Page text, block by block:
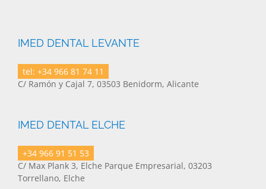
IMED DENTAL LEVANTE
tel: +34 966 81 74 11
C/ Ramón y Cajal 7, 03503 Benidorm, Alicante
IMED DENTAL ELCHE
+34 966 91 51 53
C/ Max Plank 3, Elche Parque Empresarial, 03203
Torrellano, Elche